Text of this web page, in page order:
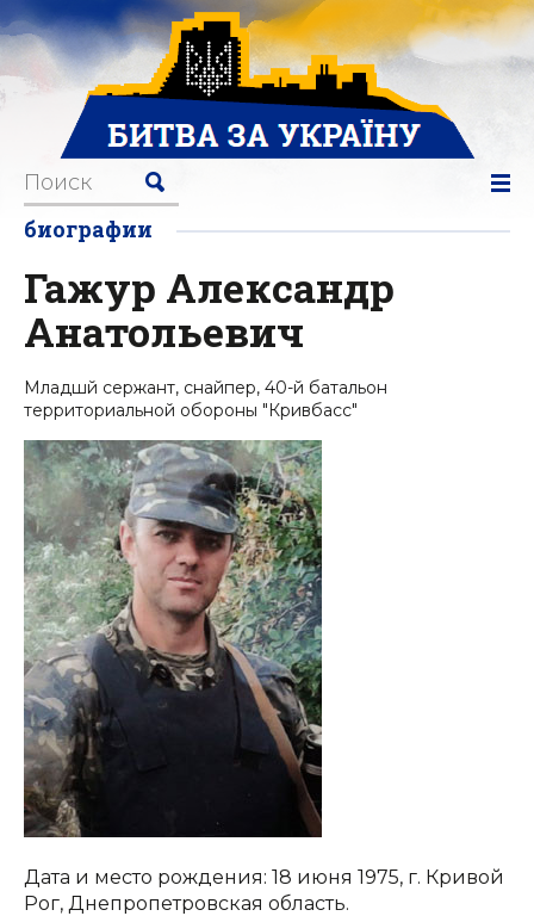
биографии
Гажур Александр
Анатольевич
Младшй сержант, снайпер, 40-й батальон
территориальной обороны "Кривбасс"
Дата и место рождения: 18 июня 1975, г. Кривой
Рог, Днепропетровская область.